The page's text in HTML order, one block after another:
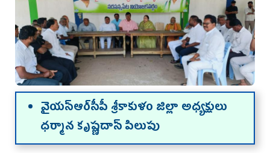
వైయ‌స్ఆర్‌సీపీ శ్రీ‌కాకుళం జిల్లా అధ్యక్షులు
ధర్మాన కృష్ణదాస్ పిలుపు